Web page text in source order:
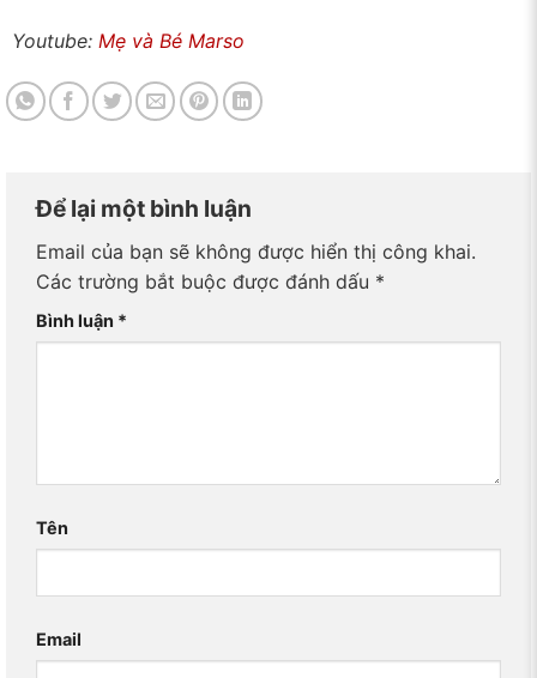
Youtube: Mẹ và Bé Marso
Để lại một bình luận
Email của bạn sẽ không được hiển thị công khai.
Các trường bắt buộc được đánh dấu *
Bình luận *
Tên
Email